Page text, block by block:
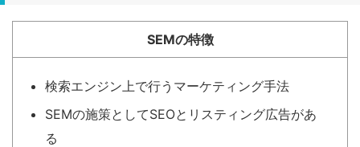
SEMの特徴
検索エンジン上で行うマーケティング手法
SEMの施策としてSEOとリスティング広告があ
る